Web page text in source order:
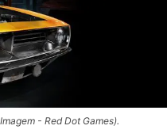
- Red Dot Games).